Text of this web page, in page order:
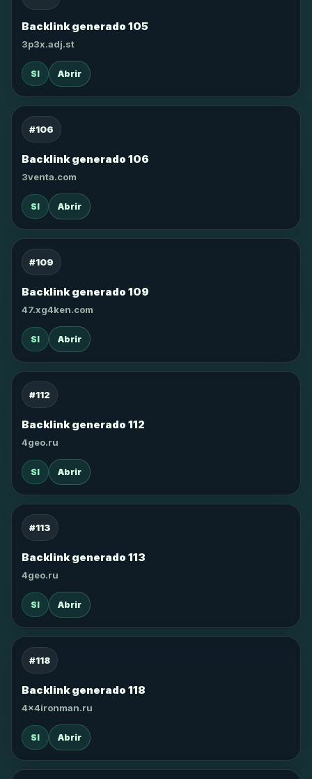
Backlink generado 105
3p3x.adj.st
SI Abrir
#106
Backlink generado 106
3venta.com
SI Abrir
#109
Backlink generado 109
47.xg4ken.com
SI Abrir
#112
Backlink generado 112
4geo.ru
SI Abrir
#113
Backlink generado 113
4geo.ru
SI Abrir
#118
Backlink generado 118
4x4ironman.ru
SI Abrir